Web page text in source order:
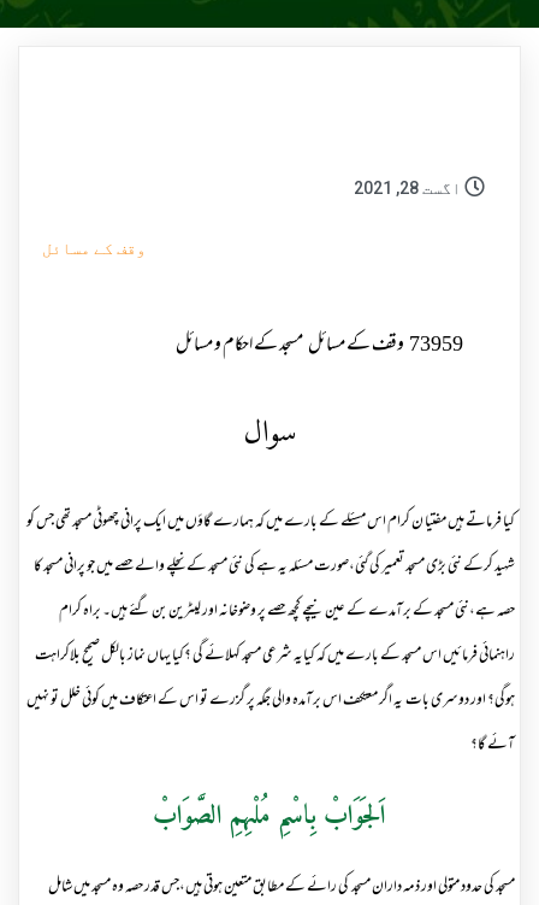
اگست 28, 2021
وقف کے مسائل
73959 وقف کے مسائلمسجد کے احکام و مسائل
سوال
کیا فرماتے ہیں مفتیا ن کرام اس مسئلے کے بارے میں کہ ہمارے گاؤں میں ایک پرانی چھوٹی مسجد تھی جس کو
شہید کرکے نئی بڑی مسجد تعمیر کی گئی،صورت مسئلہ یہ ہے کی نئی مسجد کے نچلے والے حصے میں جو پرانی مسجد کا
حصہ ہے،نئی مسجد کے برآمدے کے عین نیچے کچھ حصے پر وضوخانہ اور لیٹرین بن گئے ہیں۔ براہ کرام
راہنمائی فرمائیں اس مسجد کے بارے میں کہ کیایہ شرعی مسجد کہلائے گی ؟کیا یہاں نماز بالکل صحیح بلاکراہت
ہوگی؟ اور دوسری بات یہ اگر معتکف اس برآمدہ والی جگہ پر گزرے تو اس کے اعتکاف میں کوئی خلل تو نہیں
آئے گا؟
اَلجَوَابْ بِاسْمِ مُلْہِمِ الصَّوَابْ
مسجد کی حدود متولی اور ذمہ داران مسجد کی رائے کے مطابق متعین ہوتی ہیں،جس قدر حصہ وہ مسجد میں شامل